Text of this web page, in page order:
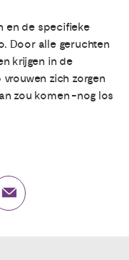
en de specifieke
Door alle geruchten
krijgen in de
zich zorgen
zou komen -nog los